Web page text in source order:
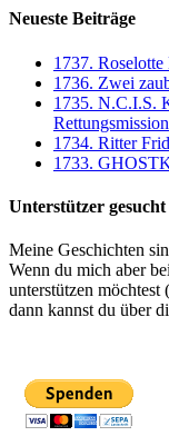
Neueste Beiträge
1737.
1736. Zwei
1735. N.C.I.S.
Rettungsmission
1734. Ritter
1733.
Unterstützer gesucht
Meine Geschichten
Wenn du mich aber
unterstützen möchtest
dann kannst du über